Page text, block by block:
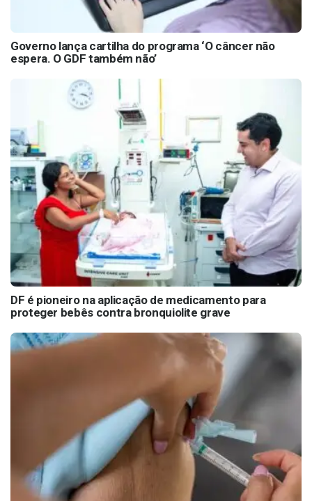
Governo lança cartilha do programa ‘O câncer não
espera. O GDF também não’
DF é pioneiro na aplicação de medicamento para
proteger bebês contra bronquiolite grave